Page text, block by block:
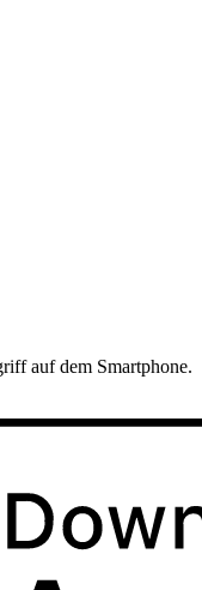
auf dem Smartphone.